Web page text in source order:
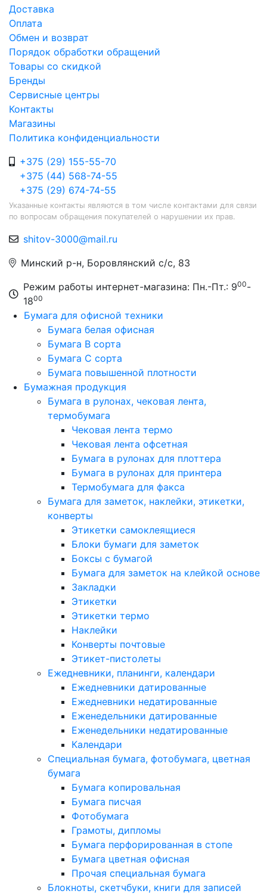
Доставка
Оплата
Обмен и возврат
Порядок обработки обращений
Товары со скидкой
Бренды
Сервисные центры
Контакты
Магазины
Политика конфиденциальности
+375 (29) 155-55-70
+375 (44) 568-74-55
+375 (29) 674-74-55
Указанные контакты являются в том числе контактами для связи
по вопросам обращения покупателей о нарушении их прав.
shitov-3000@mail.ru
Минский р-н, Боровлянский с/с, 83
Режим работы интернет-магазина: Пн.-Пт.: 900-
1800
Бумага для офисной техники
Бумага белая офисная
Бумага B сорта
Бумага C сорта
Бумага повышенной плотности
Бумажная продукция
Бумага в рулонах, чековая лента,
термобумага
Чековая лента термо
Чековая лента офсетная
Бумага в рулонах для плоттера
Бумага в рулонах для принтера
Термобумага для факса
Бумага для заметок, наклейки, этикетки,
конверты
Этикетки самоклеящиеся
Блоки бумаги для заметок
Боксы с бумагой
Бумага для заметок на клейкой основе
Закладки
Этикетки
Этикетки термо
Наклейки
Конверты почтовые
Этикет-пистолеты
Ежедневники, планинги, календари
Ежедневники датированные
Ежедневники недатированные
Еженедельники датированные
Еженедельники недатированные
Календари
Специальная бумага, фотобумага, цветная
бумага
Бумага копировальная
Бумага писчая
Фотобумага
Грамоты, дипломы
Бумага перфорированная в стопе
Бумага цветная офисная
Прочая специальная бумага
Блокноты, скетчбуки, книги для записей